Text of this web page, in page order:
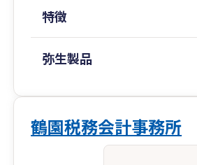
合わせください。
訪問可能エリアは、東京23区内
庫、九州・沖縄にも年に5度ほ
いう企業様には他の税理士事務
になるかと思われます。
特徴
弥生製品
鶴園税務会計事務所